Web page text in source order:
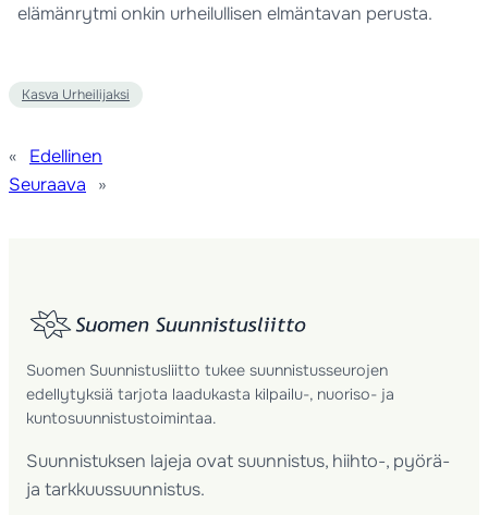
elämänrytmi onkin urheilullisen elmäntavan perusta.
Kasva Urheilijaksi
«
Edellinen
Seuraava
»
Suomen Suunnistusliitto tukee suunnistusseurojen
edellytyksiä tarjota laadukasta kilpailu-, nuoriso- ja
kuntosuunnistustoimintaa.
Suunnistuksen lajeja ovat suunnistus, hiihto-, pyörä-
ja tarkkuussuunnistus.